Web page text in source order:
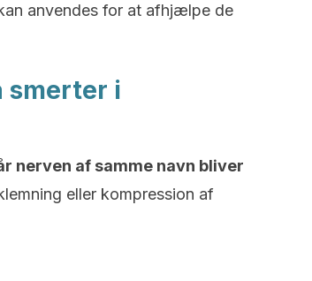
anvendes for at afhjælpe de
smerter i
nerven af samme navn bliver
eller kompression af